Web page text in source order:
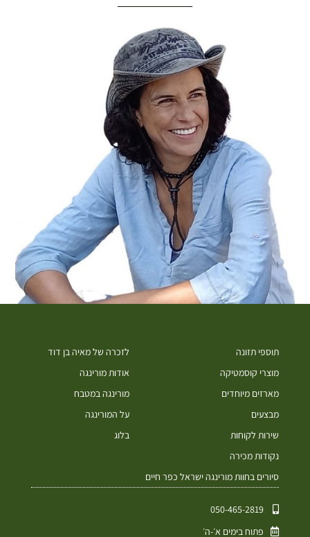
תוספי תזונה
מוצרי קוסמטיקה
מארזים מיוחדים
מבצעים
שירות לקוחות
נקודות מכירה
סיורים בחוות מורינגה ישראל כפר חיים
לזכרה של מאיה בן דוד
אודות מורינגה
מורינגה במטבח
על המורינגה
בלוג
050-465-2819⁩
פתוח בימים א׳-ה׳